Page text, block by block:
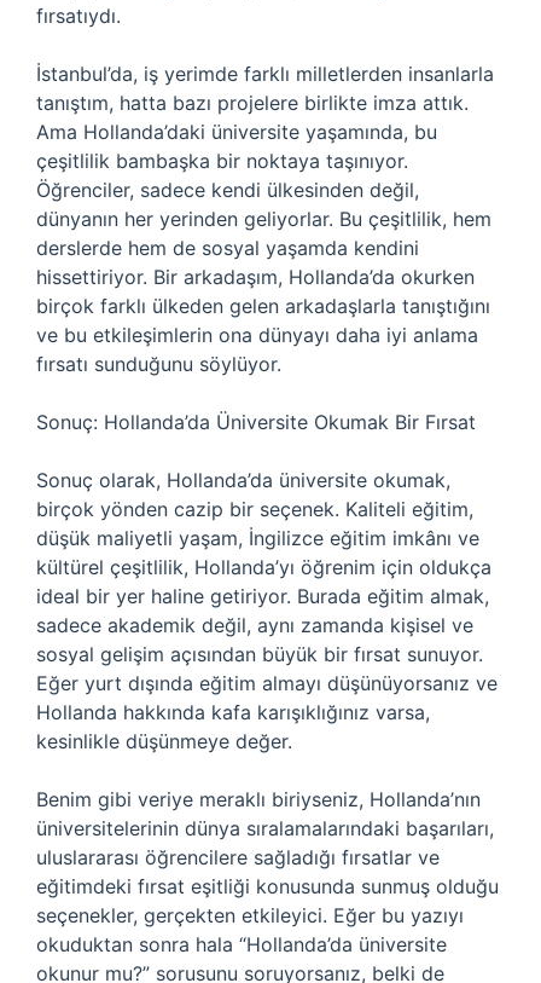
fırsatıydı.
İstanbul’da, iş yerimde farklı milletlerden insanlarla
tanıştım, hatta bazı projelere birlikte imza attık.
Ama Hollanda’daki üniversite yaşamında, bu
çeşitlilik bambaşka bir noktaya taşınıyor.
Öğrenciler, sadece kendi ülkesinden değil,
dünyanın her yerinden geliyorlar. Bu çeşitlilik, hem
derslerde hem de sosyal yaşamda kendini
hissettiriyor. Bir arkadaşım, Hollanda’da okurken
birçok farklı ülkeden gelen arkadaşlarla tanıştığını
ve bu etkileşimlerin ona dünyayı daha iyi anlama
fırsatı sunduğunu söylüyor.
Sonuç: Hollanda’da Üniversite Okumak Bir Fırsat
Sonuç olarak, Hollanda’da üniversite okumak,
birçok yönden cazip bir seçenek. Kaliteli eğitim,
düşük maliyetli yaşam, İngilizce eğitim imkânı ve
kültürel çeşitlilik, Hollanda’yı öğrenim için oldukça
ideal bir yer haline getiriyor. Burada eğitim almak,
sadece akademik değil, aynı zamanda kişisel ve
sosyal gelişim açısından büyük bir fırsat sunuyor.
Eğer yurt dışında eğitim almayı düşünüyorsanız ve
Hollanda hakkında kafa karışıklığınız varsa,
kesinlikle düşünmeye değer.
Benim gibi veriye meraklı biriyseniz, Hollanda’nın
üniversitelerinin dünya sıralamalarındaki başarıları,
uluslararası öğrencilere sağladığı fırsatlar ve
eğitimdeki fırsat eşitliği konusunda sunmuş olduğu
seçenekler, gerçekten etkileyici. Eğer bu yazıyı
okuduktan sonra hala “Hollanda’da üniversite
okunur mu?” sorusunu soruyorsanız, belki de